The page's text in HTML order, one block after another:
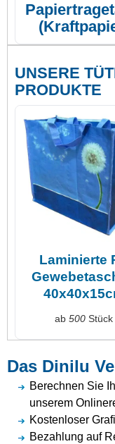
UNSERE
PRODUKTE
Laminierte
ab 500 Stück
Das Dinilu
Berechnen Sie
unserem
Kostenloser
Bezahlung auf